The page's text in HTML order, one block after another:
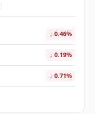
↓ 0.46%
↓ 0.19%
↓ 0.71%